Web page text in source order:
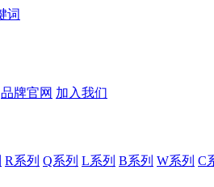
品牌官网 加入我们
R系列 Q系列 L系列 B系列 W系列 C